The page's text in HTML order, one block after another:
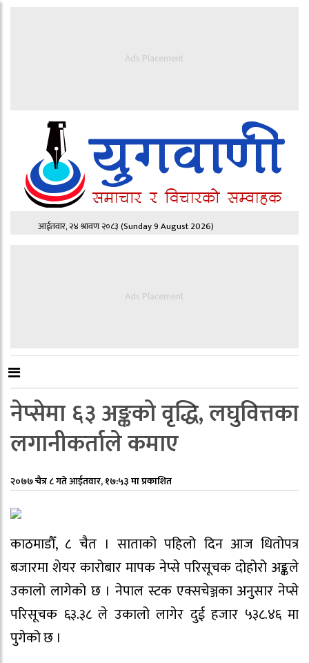
Ads Placement
आईतवार, २४ श्रावण २०८३(Sunday 9 August 2026)
Ads Placement
नेप्सेमा ६३ अङ्कको वृद्धि, लघुवित्तका
लगानीकर्ताले कमाए
२०७७ चैत्र ८ गते आईतवार, १७:५३ मा प्रकाशित
काठमाडौँ, ८ चैत । साताको पहिलो दिन आज धितोपत्र
बजारमा शेयर कारोबार मापक नेप्से परिसूचक दोहोरो अङ्कले
उकालो लागेको छ । नेपाल स्टक एक्सचेञ्जका अनुसार नेप्से
परिसूचक ६३.३८ ले उकालो लागेर दुई हजार ५३८.४६ मा
पुगेको छ ।